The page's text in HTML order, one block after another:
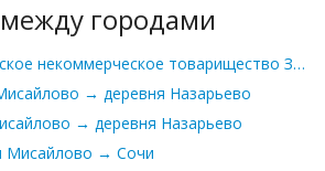
городами
садоводческое некоммерческое товарищество Зенит-2 → коттеджный посёлок Мисайлово-Forest
→ деревня Назарьево
→ деревня Назарьево
Мисайлово → Сочи